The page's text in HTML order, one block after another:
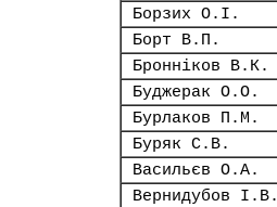
Борзих О.І.
Борт В.П.
Бронніков В.К.
Буджерак О.О.
Бурлаков П.М.
Буряк С.В.
Васильєв О.А.
Вернидубов І.В.